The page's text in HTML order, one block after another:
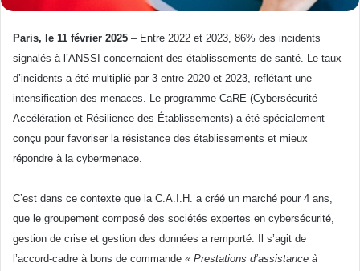
Paris, le 11 février 2025 – Entre 2022 et 2023, 86% des incidents
signalés à l’ANSSI concernaient des établissements de santé. Le taux
d’incidents a été multiplié par 3 entre 2020 et 2023, reflétant une
intensification des menaces. Le programme CaRE (Cybersécurité
Accélération et Résilience des Établissements) a été spécialement
conçu pour favoriser la résistance des établissements et mieux
répondre à la cybermenace.
C’est dans ce contexte que la C.A.I.H. a créé un marché pour 4 ans,
que le groupement composé des sociétés expertes en cybersécurité,
gestion de crise et gestion des données a remporté. Il s’agit de
l’accord-cadre à bons de commande « Prestations d’assistance à